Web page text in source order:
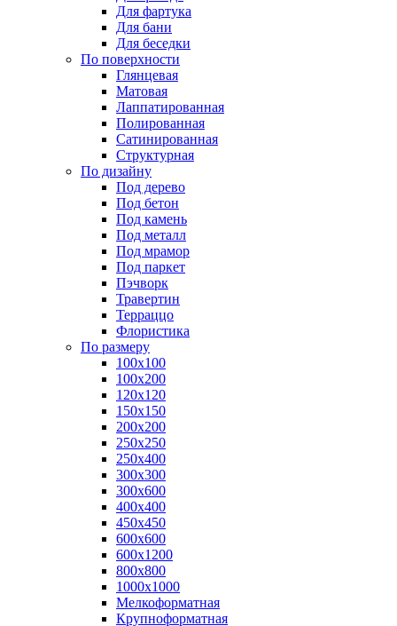
Для фартука
Для бани
Для беседки
По поверхности
Глянцевая
Матовая
Лаппатированная
Полированная
Сатинированная
Структурная
По дизайну
Под дерево
Под бетон
Под камень
Под металл
Под мрамор
Под паркет
Пэчворк
Травертин
Терраццо
Флористика
По размеру
100х100
100х200
120х120
150х150
200х200
250х250
250х400
300х300
300х600
400х400
450х450
600х600
600х1200
800х800
1000х1000
Мелкоформатная
Крупноформатная